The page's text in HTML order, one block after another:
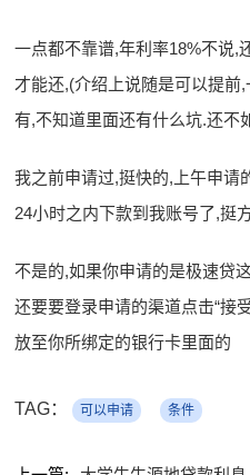
一点都不靠谱,年利率18%不说,
才能还,(介绍上说随是可以提前
有,不知道里面还有什么坑.还不
我之前申请过,挺快的,上午申请
24小时之内下款到我账号了,挺
不是的,如果你申请的是极速贷
还要要登录申请的渠道点击“接
放至你所绑定的银行卡里面的
TAG： 可以申请 条件